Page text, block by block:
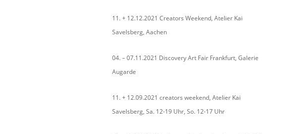
11. + 12.12.2021 Creators Weekend, Atelier Kai
Savelsberg, Aachen
04. – 07.11.2021 Discovery Art Fair Frankfurt, Galerie
Augarde
11. + 12.09.2021 creators weekend, Atelier Kai
Savelsberg, Sa. 12-19 Uhr, So. 12-17 Uhr